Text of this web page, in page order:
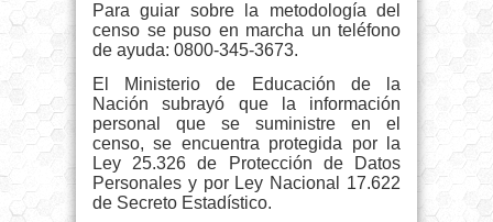
Para guiar sobre la metodología del
censo se puso en marcha un teléfono
de ayuda: 0800-345-3673.
El Ministerio de Educación de la
Nación subrayó que la información
personal que se suministre en el
censo, se encuentra protegida por la
Ley 25.326 de Protección de Datos
Personales y por Ley Nacional 17.622
de Secreto Estadístico.